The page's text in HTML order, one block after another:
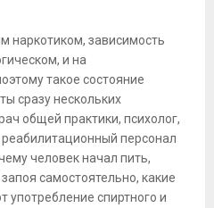
наркотиком, зависимость
и на
такое состояние
сразу нескольких
общей практики, психолог,
реабилитационный персонал
человек начал пить,
самостоятельно, какие
спиртного и